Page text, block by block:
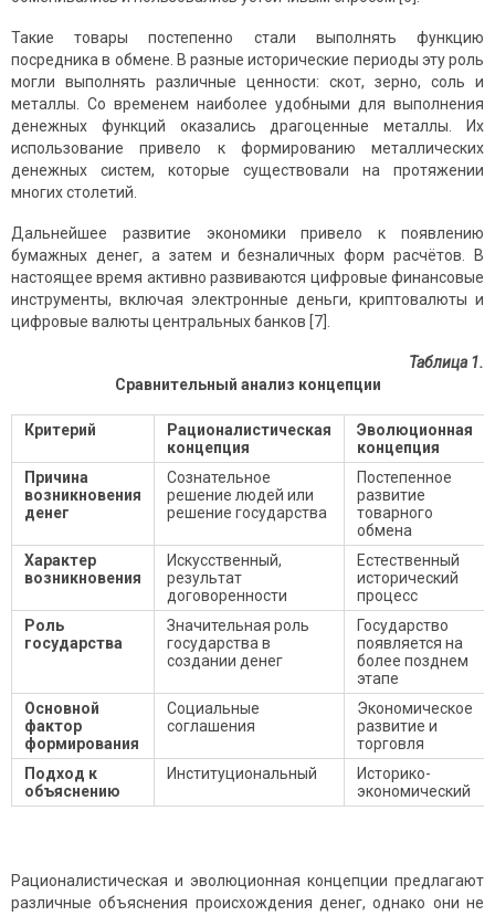
Такие товары постепенно стали выполнять функцию
посредника в обмене. В разные исторические периоды эту роль
могли выполнять различные ценности: скот, зерно, соль и
металлы. Со временем наиболее удобными для выполнения
денежных функций оказались драгоценные металлы. Их
использование привело к формированию металлических
денежных систем, которые существовали на протяжении
многих столетий.
Дальнейшее развитие экономики привело к появлению
бумажных денег, а затем и безналичных форм расчётов. В
настоящее время активно развиваются цифровые финансовые
инструменты, включая электронные деньги, криптовалюты и
цифровые валюты центральных банков [7].
Таблица 1.
Сравнительный анализ концепции
Критерий
Рационалистическая
концепция
Эволюционная
концепция
Причина
возникновения
денег
Сознательное
решение людей или
решение государства
Постепенное
развитие
товарного
обмена
Характер
возникновения
Искусственный,
результат
договоренности
Естественный
исторический
процесс
Роль
государства
Значительная роль
государства в
создании денег
Государство
появляется на
более позднем
этапе
Основной
фактор
формирования
Социальные
соглашения
Экономическое
развитие и
торговля
Подход к
объяснению
Институциональный
Историко-
экономический
Рационалистическая и эволюционная концепции предлагают
различные объяснения происхождения денег, однако они не